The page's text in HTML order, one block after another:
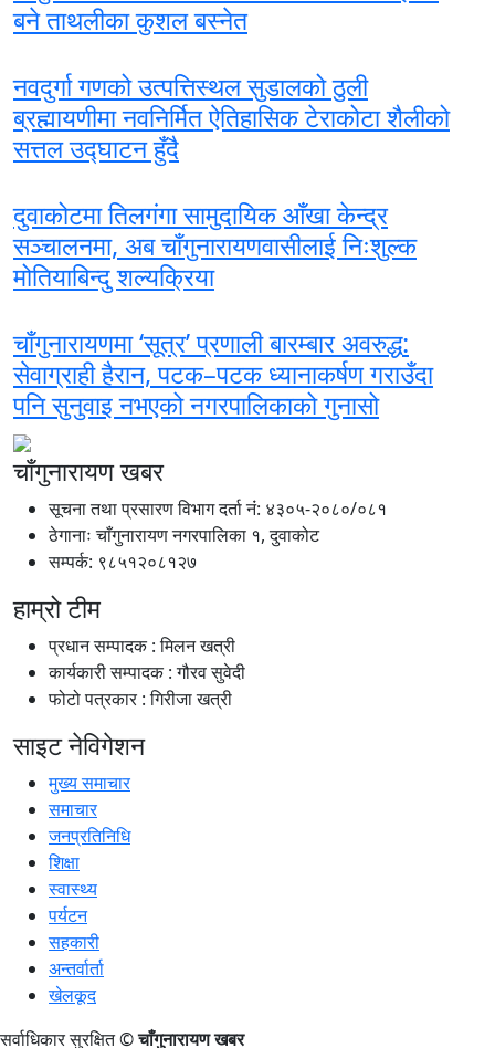
बने ताथलीका कुशल बस्नेत
नवदुर्गा गणको उत्पत्तिस्थल सुडालको ठुली
ब्रह्मायणीमा नवनिर्मित ऐतिहासिक टेराकोटा शैलीको
सत्तल उद्घाटन हुँदै
दुवाकोटमा तिलगंगा सामुदायिक आँखा केन्द्र
सञ्चालनमा, अब चाँगुनारायणवासीलाई निःशुल्क
मोतियाबिन्दु शल्यक्रिया
चाँगुनारायणमा ‘सूत्र’ प्रणाली बारम्बार अवरुद्ध:
सेवाग्राही हैरान, पटक–पटक ध्यानाकर्षण गराउँदा
पनि सुनुवाइ नभएको नगरपालिकाको गुनासो
चाँगुनारायण खबर
सूचना तथा प्रसारण विभाग दर्ता नंं: ४३०५-२०८०/०८१
ठेगानाः चाँगुनारायण नगरपालिका १, दुवाकोट
सम्पर्क: ९८५१२०८१२७
हाम्रो टीम
प्रधान सम्पादक : मिलन खत्री
कार्यकारी सम्पादक : गौरव सुवेदी
फोटो पत्रकार : गिरीजा खत्री
साइट नेविगेशन
मुख्य समाचार
समाचार
जनप्रतिनिधि
शिक्षा
स्वास्थ्य
पर्यटन
सहकारी
अन्तर्वार्ता
खेलकूद
सर्वाधिकार सुरक्षित ©चाँगुनारायण खबर